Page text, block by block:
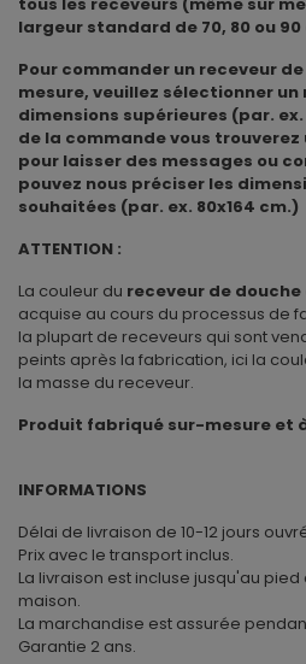
largeur standard de 70, 80 ou 90
Pour commander un receveur
mesure, veuillez sélectionner
dimensions supérieures (par. ex.
de la commande vous
pour laisser des messages ou
pouvez nous préciser les
souhaitées (par. ex. 80x164 cm.)
ATTENTION :
La couleur du receveur de douche
acquise au cours du processus de
la plupart de receveurs qui sont
peints après la fabrication, ici la
la masse du receveur.
Produit fabriqué sur-mesure et
INFORMATIONS
Délai de livraison de 10-12 jours
Prix avec le transport inclus.
La livraison est incluse jusqu'au
maison.
La marchandise est assurée
Garantie 2 ans.